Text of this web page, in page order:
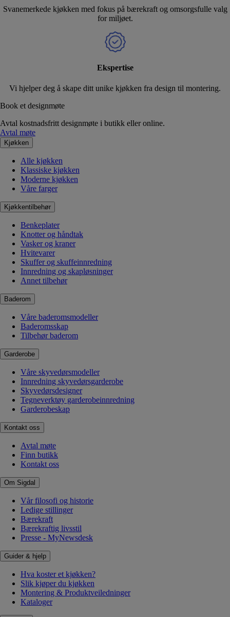
Svanemerkede kjøkken med fokus på bærekraft og omsorgsfulle valg
for miljøet.
Ekspertise
Vi hjelper deg å skape ditt unike kjøkken fra design til montering.
Book et designmøte
Avtal kostnadsfritt designmøte i butikk eller online.
Avtal møte
Kjøkken
Alle kjøkken
Klassiske kjøkken
Moderne kjøkken
Våre farger
Kjøkkentilbehør
Benkeplater
Knotter og håndtak
Vasker og kraner
Hvitevarer
Skuffer og skuffeinnredning
Innredning og skapløsninger
Annet tilbehør
Baderom
Våre baderomsmodeller
Baderomsskap
Tilbehør baderom
Garderobe
Våre skyvedørsmodeller
Innredning skyvedørsgarderobe
Skyvedørsdesigner
Tegneverktøy garderobeinnredning
Garderobeskap
Kontakt oss
Avtal møte
Finn butikk
Kontakt oss
Om Sigdal
Vår filosofi og historie
Ledige stillinger
Bærekraft
Bærekraftig livsstil
Presse - MyNewsdesk
Guider & hjelp
Hva koster et kjøkken?
Slik kjøper du kjøkken
Montering & Produktveiledninger
Kataloger